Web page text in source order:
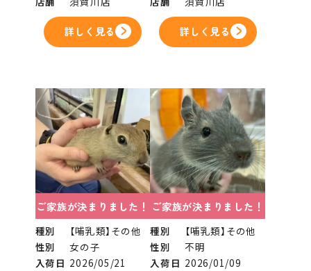
詳しく見る 詳しく見る
ご家族が決まりました！
種別
【哺乳類】その他
性別
女の子
入荷日 2026/05/21
ご家族が決まりました！
種別
【哺乳類】その他
性別
不明
入荷日 2026/01/09